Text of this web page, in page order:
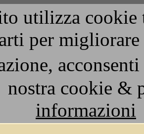
utilizza
per
nostra cookie &
informazioni